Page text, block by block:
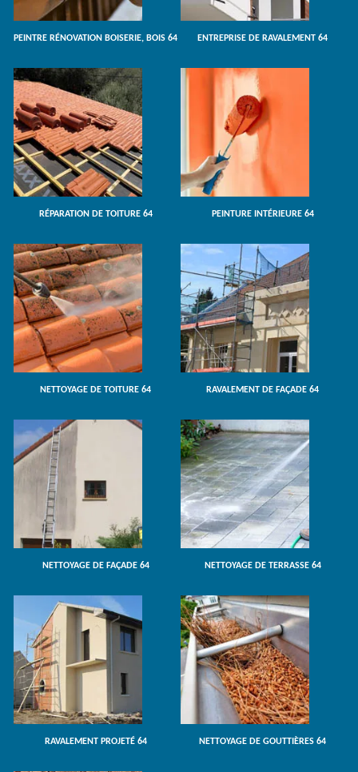
PEINTRE RÉNOVATION BOISERIE, BOIS 64 ENTREPRISE DE RAVALEMENT 64
RÉPARATION DE TOITURE 64 PEINTURE INTÉRIEURE 64
NETTOYAGE DE TOITURE 64 RAVALEMENT DE FAÇADE 64
NETTOYAGE DE FAÇADE 64 NETTOYAGE DE TERRASSE 64
RAVALEMENT PROJETÉ 64 NETTOYAGE DE GOUTTIÈRES 64